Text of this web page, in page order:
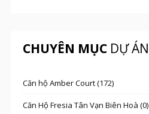
CHUYÊN MỤCDỰ ÁN
Căn hộ Amber Court (172)
Căn Hộ Fresia Tân Vạn Biên Hoà (0)